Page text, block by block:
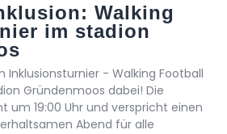
Walking
im stadion
Inklusionsturnier - Walking Football
Gründenmoos dabei! Die
um 19:00 Uhr und verspricht einen
Abend für alle